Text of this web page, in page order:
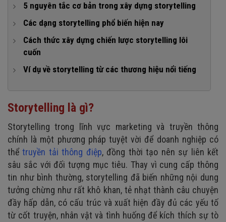
5 nguyên tắc cơ bản trong xây dựng storytelling
1. Kết nối (Glue)
2. Phần thưởng (Reward)
3. Cảm xúc (Emotion)
4. Chân thật (Authentic)
Các dạng storytelling phổ biến hiện nay
1. Brand storytelling
2. Digital storytelling
3. Data storytelling
Cách thức xây dựng chiến lược storytelling lôi
cuốn
1. Chọn dạng cốt truyện phù hợp
3. Phác thảo cốt truyện
4. Khai thác điều sâu thẳm và tăng yếu tố cảm xúc
5. Thêm những chi tiết thực tế và trực quan vào câu
chuyện
6. Tạo ra “người hùng” của câu chuyện
Ví dụ về storytelling từ các thương hiệu nổi tiếng
2. Ví dụ về storytelling của Di tích Nhà tù Hỏa Lò
Storytelling là gì?
Storytelling trong lĩnh vực marketing và truyền thông
chính là một phương pháp tuyệt vời để doanh nghiệp có
thểtruyền tải thông điệp, đồng thời tạo nên sự liên kết
sâu sắc với đối tượng mục tiêu. Thay vì cung cấp thông
tin như bình thường, storytelling đã biến những nội dung
tưởng chừng như rất khô khan, tẻ nhạt thành câu chuyện
đầy hấp dẫn, có cấu trúc và xuất hiện đầy đủ các yếu tố
từ cốt truyện, nhân vật và tình huống để kích thích sự tò